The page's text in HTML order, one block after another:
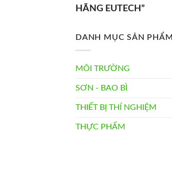
HÃNG EUTECH”
DANH MỤC SẢN PHẨM
MÔI TRƯỜNG
SƠN - BAO BÌ
THIẾT BỊ THÍ NGHIỆM
THỰC PHẨM